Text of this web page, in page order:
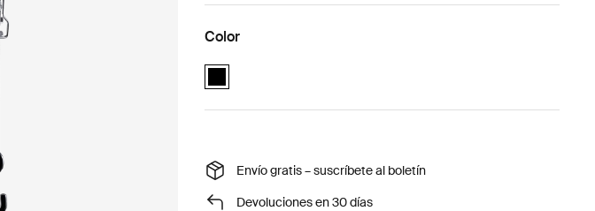
Color
Thule Caprock eye bolt kit Negro (selected)
Envío gratis – suscríbete al boletín
Devoluciones en 30 días